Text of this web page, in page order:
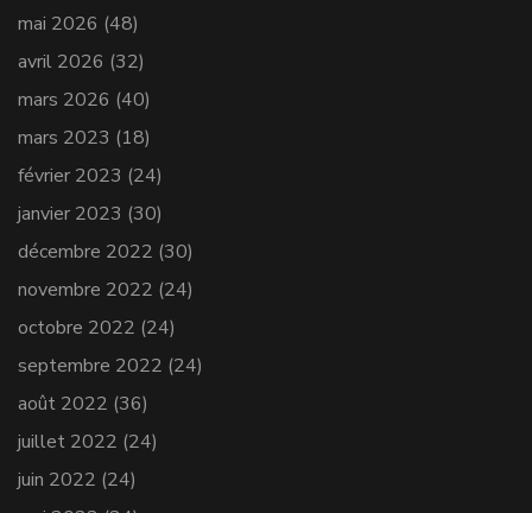
mai 2026 (48)
avril 2026 (32)
mars 2026 (40)
mars 2023 (18)
février 2023 (24)
janvier 2023 (30)
décembre 2022 (30)
novembre 2022 (24)
octobre 2022 (24)
septembre 2022 (24)
août 2022 (36)
juillet 2022 (24)
juin 2022 (24)